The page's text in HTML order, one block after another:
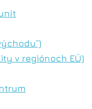
v regiónoch EÚ)